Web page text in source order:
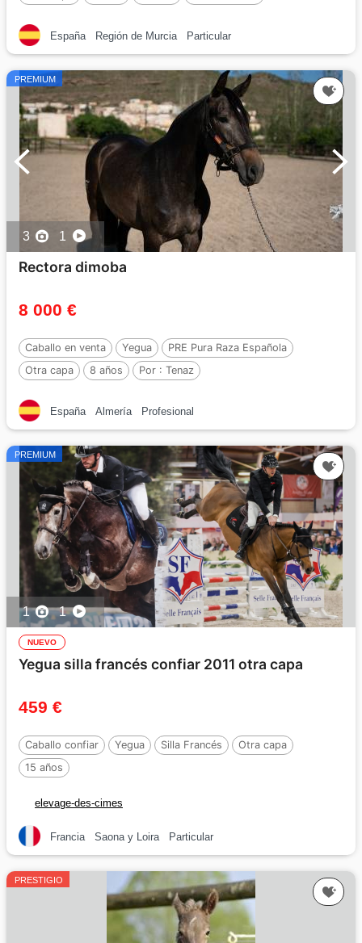
España Región de Murcia Particular
PREMIUM
3 1
Rectora dimoba
8 000 €
Caballo en venta Yegua
PRE Pura Raza Española
Otra capa
8 años Por : Tenaz
España Almería Profesional
PREMIUM
1 1
NUEVO
Yegua silla francés confiar 2011 otra capa
459 €
Caballo confiar Yegua Silla Francés
Otra capa
15 años
elevage-des-cimes
Francia Saona y Loira Particular
PRESTIGIO